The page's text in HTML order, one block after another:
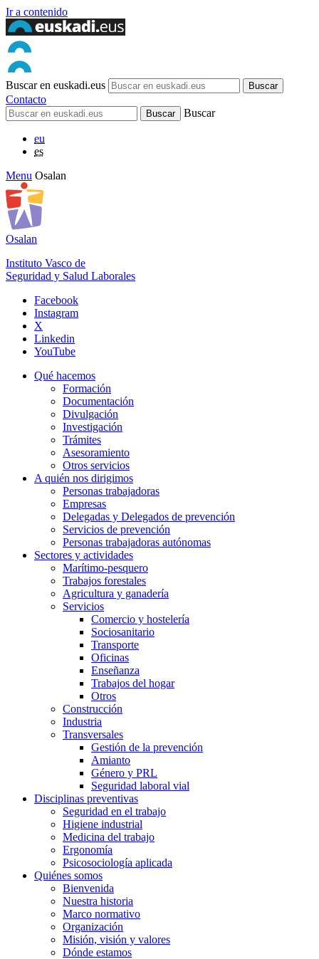
Ir a contenido
Buscar en euskadi.eus
Contacto
Buscar
eu
es
Menu Osalan
Osalan
Instituto Vasco de
Seguridad y Salud Laborales
Facebook
Instagram
X
Linkedin
YouTube
Qué hacemos
Formación
Documentación
Divulgación
Investigación
Trámites
Asesoramiento
Otros servicios
A quién nos dirigimos
Personas trabajadoras
Empresas
Delegadas y Delegados de prevención
Servicios de prevención
Personas trabajadoras autónomas
Sectores y actividades
Marítimo-pesquero
Trabajos forestales
Agricultura y ganadería
Servicios
Comercio y hostelería
Sociosanitario
Transporte
Oficinas
Enseñanza
Trabajos del hogar
Otros
Construcción
Industria
Transversales
Gestión de la prevención
Amianto
Género y PRL
Seguridad laboral vial
Disciplinas preventivas
Seguridad en el trabajo
Higiene industrial
Medicina del trabajo
Ergonomía
Psicosociología aplicada
Quiénes somos
Bienvenida
Nuestra historia
Marco normativo
Organización
Misión, visión y valores
Dónde estamos